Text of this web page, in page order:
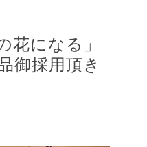
花になる」
御採用頂き